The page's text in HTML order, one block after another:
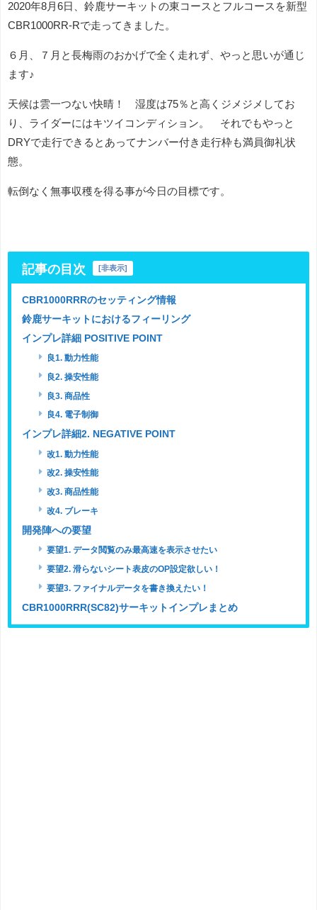
2020年8月6日、鈴鹿サーキットの東コースとフルコースを新型
CBR1000RR-Rで走ってきました。
６月、７月と長梅雨のおかげで全く走れず、やっと思いが通じ
ます♪
天候は雲一つない快晴！ 湿度は75％と高くジメジメしてお
り、ライダーにはキツイコンディション。 それでもやっと
DRYで走行できるとあってナンバー付き走行枠も満員御礼状
態。
転倒なく無事収穫を得る事が今日の目標です。
記事の目次 非表示
CBR1000RRRのセッティング情報
鈴鹿サーキットにおけるフィーリング
インプレ詳細 POSITIVE POINT
良1. 動力性能
良2. 操安性能
良3. 商品性
良4. 電子制御
インプレ詳細2. NEGATIVE POINT
改1. 動力性能
改2. 操安性能
改3. 商品性能
改4. ブレーキ
開発陣への要望
要望1. データ閲覧のみ最高速を表示させたい
要望2. 滑らないシート表皮のOP設定欲しい！
要望3. ファイナルデータを書き換えたい！
CBR1000RRR(SC82)サーキットインプレまとめ